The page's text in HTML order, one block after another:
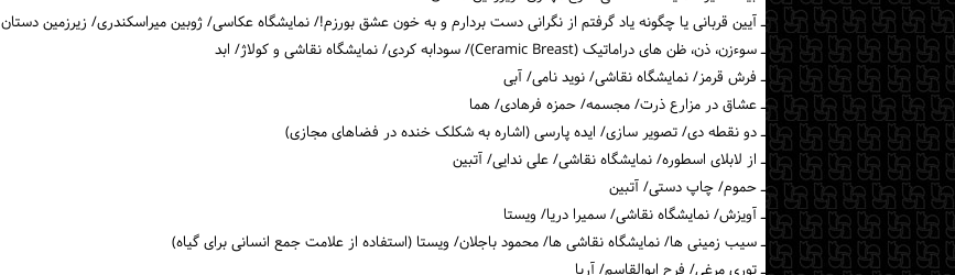
ـ آیین قربانی یا چگونه یاد گرفتم از نگرانی دست بردارم و به خون عشق بورزم!/ نمایشگاه عکاسی/ ژوبین میراسکندری/ زیرزمین دستان
ـ سوءزن، ذن، ظن های دراماتیک (Ceramic Breast)/ سودابه کردی/ نمایشگاه نقاشی و کولاژ/ ابد
ـ فرش قرمز/ نمایشگاه نقاشی/ نوید نامی/ آبی
ـ عشاق در مزارع ذرت/ مجسمه/ حمزه فرهادی/ هما
ـ دو نقطه دی/ تصویر سازی/ ایده پارسی (اشاره به شکلک خنده در فضاهای مجازی)
ـ از لابلای اسطوره/ نمایشگاه نقاشی/ علی ندایی/ آتبین
ـ حموم/ چاپ دستی/ آتبین
ـ آویزش/ نمایشگاه نقاشی/ سمیرا دریا/ ویستا
ـ سیب زمینی ها/ نمایشگاه نقاشی ها/ محمود باجلان/ ویستا (استفاده از علامت جمع انسانی برای گیاه)